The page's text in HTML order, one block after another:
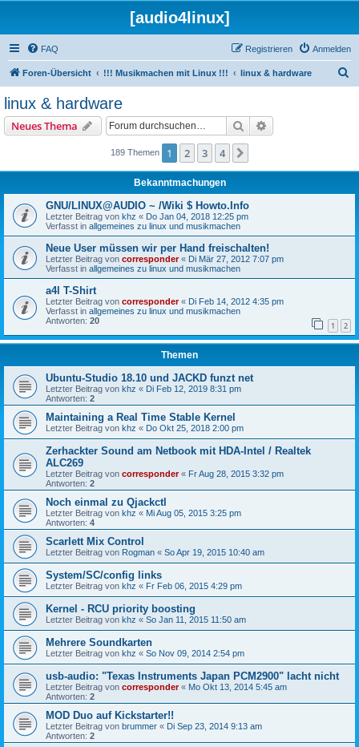
[audio4linux]
FAQ Anmelden
Registrieren
Foren-Übersicht !!! Musikmachen mit Linux !!! linux & hardware
linux & hardware
Neues Thema Suche
189 Themen 1 2 3 4
Bekanntmachungen
GNU/LINUX@AUDIO ~ /Wiki $ Howto.Info
Letzter Beitrag von khz « Do Jan 04, 2018 12:25 pm
Verfasst in allgemeines zu linux und musikmachen
Neue User müssen wir per Hand freischalten!
Letzter Beitrag von corresponder« Di Mär 27, 2012 7:07 pm
Verfasst in allgemeines zu linux und musikmachen
a4l T-Shirt
Letzter Beitrag von corresponder« Di Feb 14, 2012 4:35 pm
Verfasst in allgemeines zu linux und musikmachen
Antworten: 20 1 2
Themen
Ubuntu-Studio 18.10 und JACKD funzt net
Letzter Beitrag von khz « Di Feb 12, 2019 8:31 pm
Antworten: 2
Maintaining a Real Time Stable Kernel
Letzter Beitrag von khz « Do Okt 25, 2018 2:00 pm
Zerhackter Sound am Netbook mit HDA-Intel / Realtek
ALC269
Letzter Beitrag von corresponder« Fr Aug 28, 2015 3:32 pm
Antworten: 2
Noch einmal zu Qjackctl
Letzter Beitrag von khz « Mi Aug 05, 2015 3:25 pm
Antworten: 4
Scarlett Mix Control
Letzter Beitrag von Rogman « So Apr 19, 2015 10:40 am
System/SC/config links
Letzter Beitrag von khz « Fr Feb 06, 2015 4:29 pm
Kernel - RCU priority boosting
Letzter Beitrag von khz « So Jan 11, 2015 11:50 am
Mehrere Soundkarten
Letzter Beitrag von khz « So Nov 09, 2014 2:54 pm
usb-audio: "Texas Instruments Japan PCM2900" lacht nicht
Letzter Beitrag von corresponder« Mo Okt 13, 2014 5:45 am
Antworten: 2
MOD Duo auf Kickstarter!!
Letzter Beitrag von brummer « Di Sep 23, 2014 9:13 am
Antworten: 2